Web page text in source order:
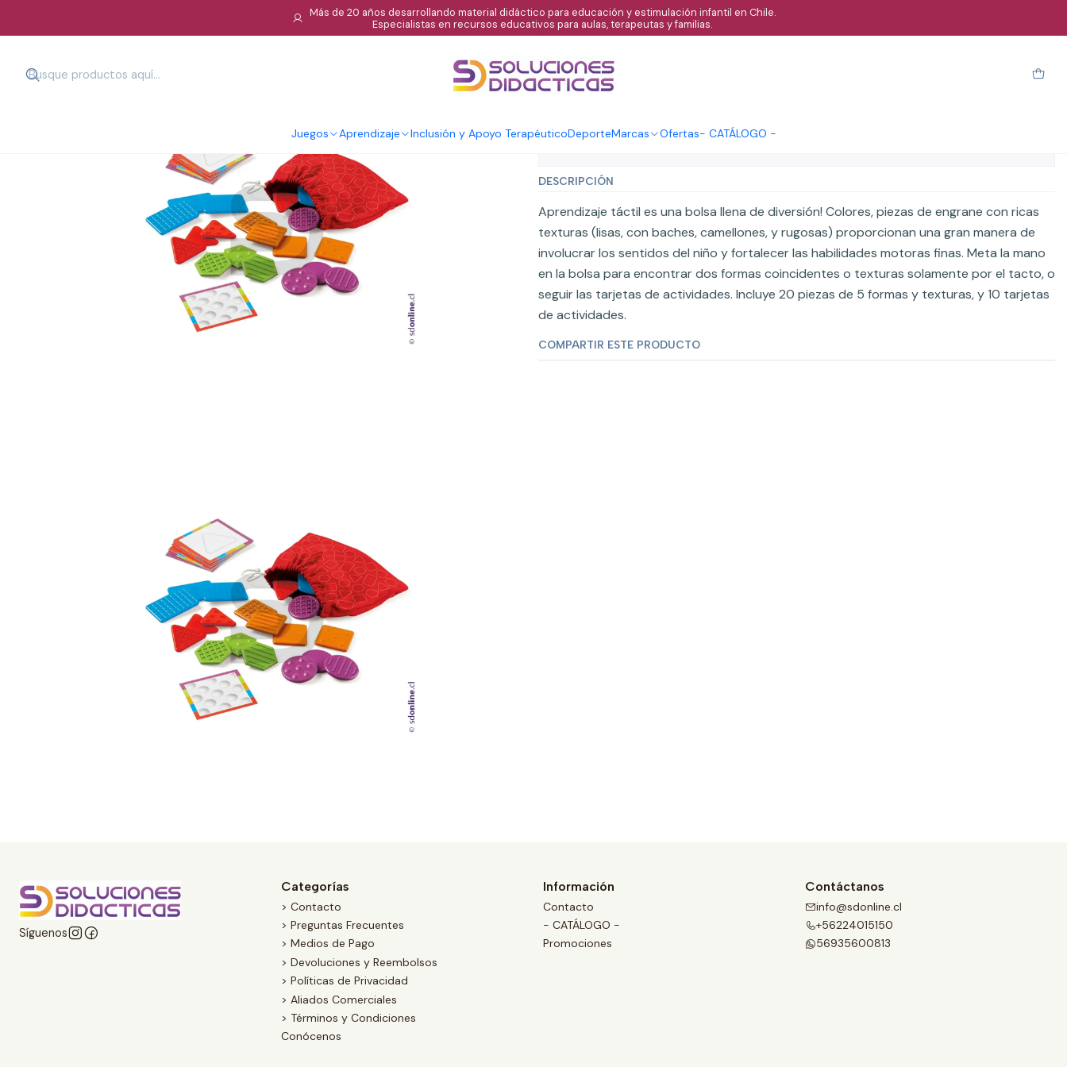
Juegos Aprendizaje Inclusión y Apoyo TerapéuticoDeporteMarcas Ofertas- CATÁLOGO -
Más de 20 años desarrollando material didáctico para educación y estimulación infantil en Chile.
Especialistas en recursos educativos para aulas, terapeutas y familias.
|
Memorice táctil formas y texturas
DESCRIPCIÓN
Aprendizaje táctil es una bolsa llena de diversión! Colores, piezas de engrane con ricas
texturas (lisas, con baches, camellones, y rugosas) proporcionan una gran manera de
involucrar los sentidos del niño y fortalecer las habilidades motoras finas. Meta la mano
en la bolsa para encontrar dos formas coincidentes o texturas solamente por el tacto, o
seguir las tarjetas de actividades. Incluye 20 piezas de 5 formas y texturas, y 10 tarjetas
de actividades.
COMPARTIR ESTE PRODUCTO
Síguenos
Categorías
> Contacto
> Preguntas Frecuentes
> Medios de Pago
> Devoluciones y Reembolsos
> Políticas de Privacidad
> Aliados Comerciales
> Términos y Condiciones
Conócenos
Información
Contacto
- CATÁLOGO -
Promociones
Contáctanos
info@sdonline.cl
+56224015150
56935600813